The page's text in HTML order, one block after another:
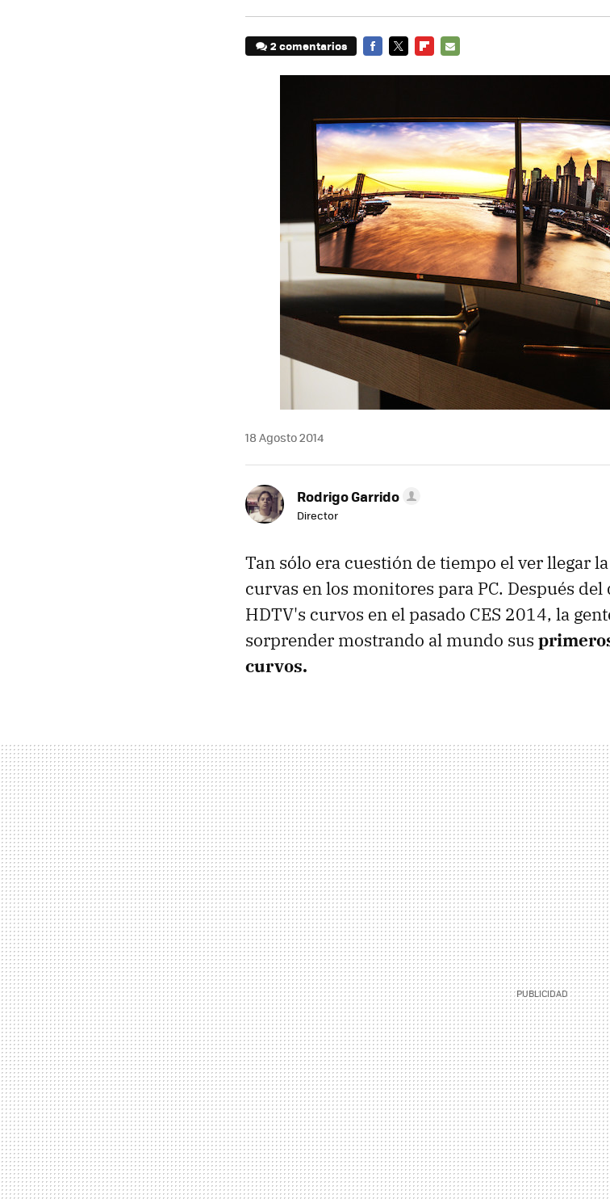
2 comentarios
18 Agosto 2014
Rodrigo Garrido
Director
Tan sólo era cuestión de tiempo el ver llegar
curvas en los monitores para PC. Después
HDTV's curvos en el pasado CES 2014, la
sorprender mostrando al mundo sus
curvos.